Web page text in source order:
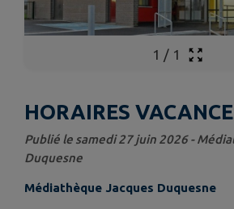
1 / 1
HORAIRES
Publié le samedi 27 juin 2026 -
Duquesne
Médiathèque Jacques Duquesne